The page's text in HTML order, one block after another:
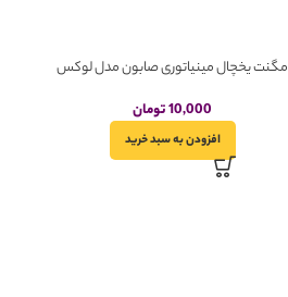
مگنت یخچال مینیاتوری صابون مدل لوکس
10,000تومان
افزودن به سبد خرید